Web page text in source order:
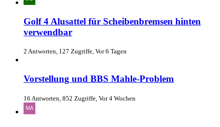
Golf 4 Alusattel für Scheibenbremsen hinten
verwendbar
2 Antworten, 127 Zugriffe, Vor 6 Tagen
Vorstellung und BBS Mahle-Problem
16 Antworten, 852 Zugriffe, Vor 4 Wochen